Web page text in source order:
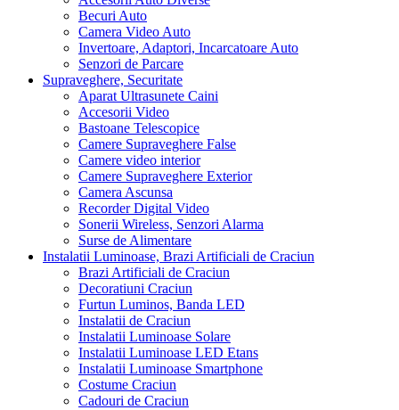
Becuri Auto
Camera Video Auto
Invertoare, Adaptori, Incarcatoare Auto
Senzori de Parcare
Supraveghere, Securitate
Aparat Ultrasunete Caini
Accesorii Video
Bastoane Telescopice
Camere Supraveghere False
Camere video interior
Camere Supraveghere Exterior
Camera Ascunsa
Recorder Digital Video
Sonerii Wireless, Senzori Alarma
Surse de Alimentare
Instalatii Luminoase, Brazi Artificiali de Craciun
Brazi Artificiali de Craciun
Decoratiuni Craciun
Furtun Luminos, Banda LED
Instalatii de Craciun
Instalatii Luminoase Solare
Instalatii Luminoase LED Etans
Instalatii Luminoase Smartphone
Costume Craciun
Cadouri de Craciun